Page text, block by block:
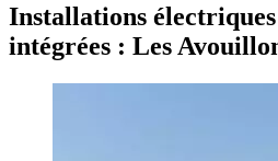
Installations
intégrées : Les